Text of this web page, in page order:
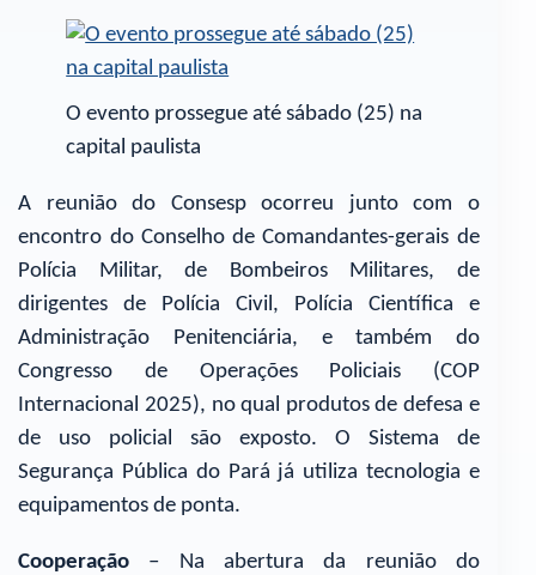
O evento prossegue até sábado (25) na
capital paulista
A reunião do Consesp ocorreu junto com o
encontro do Conselho de Comandantes-gerais de
Polícia Militar, de Bombeiros Militares, de
dirigentes de Polícia Civil, Polícia Científica e
Administração Penitenciária, e também do
Congresso de Operações Policiais (COP
Internacional 2025), no qual produtos de defesa e
de uso policial são exposto. O Sistema de
Segurança Pública do Pará já utiliza tecnologia e
equipamentos de ponta.
Cooperação – Na abertura da reunião do